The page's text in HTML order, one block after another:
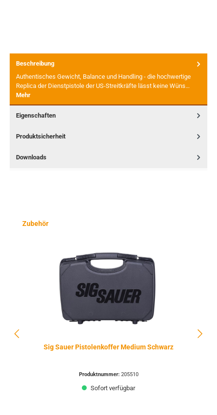
Beschreibung
Authentisches Gewicht, Balance und Handling - die hochwertige
Replica der Dienstpistole der US-Streitkräfte lässt keine Wüns…
Mehr
Eigenschaften
Produktsicherheit
Downloads
Produktgalerie überspringen
Zubehör
Sig Sauer Pistolenkoffer Medium Schwarz
Produktnummer: 205510
Sofort verfügbar